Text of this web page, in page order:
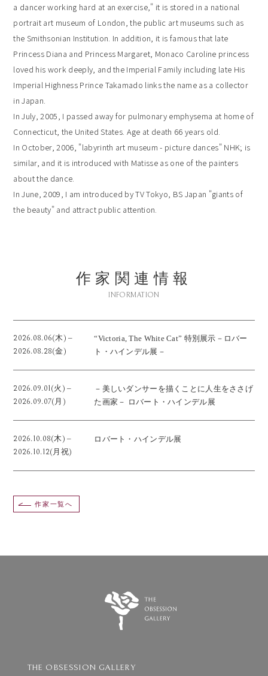
a dancer working hard at an exercise," it is stored in a national
portrait art museum of London, the public art museums such as
the Smithsonian Institution. In addition, it is famous that late
Princess Diana and Princess Margaret, Monaco Caroline princess
loved his work deeply, and the Imperial Family including late His
Imperial Highness Prince Takamado links the name as a collector
in Japan.
In July, 2005, I passed away for pulmonary emphysema at home of
Connecticut, the United States. Age at death 66 years old.
In October, 2006, "labyrinth art museum - picture dances" NHK; is
similar, and it is introduced with Matisse as one of the painters
about the dance.
In June, 2009, I am introduced by TV Tokyo, BS Japan "giants of
the beauty" and attract public attention.
作家関連情報
INFORMATION
2026.08.06(木) ‒
2026.08.28(金)
“Victoria, The White Cat” 特別展示－ロバー
ト・ハインデル展－
2026.09.01(火) ‒
2026.09.07(月)
－美しいダンサーを描くことに人生をささげ
た画家－ ロバート・ハインデル展
2026.10.08(木) ‒
2026.10.12(月祝)
ロバート・ハインデル展
作家一覧へ
THE OBSESSION GALLERY